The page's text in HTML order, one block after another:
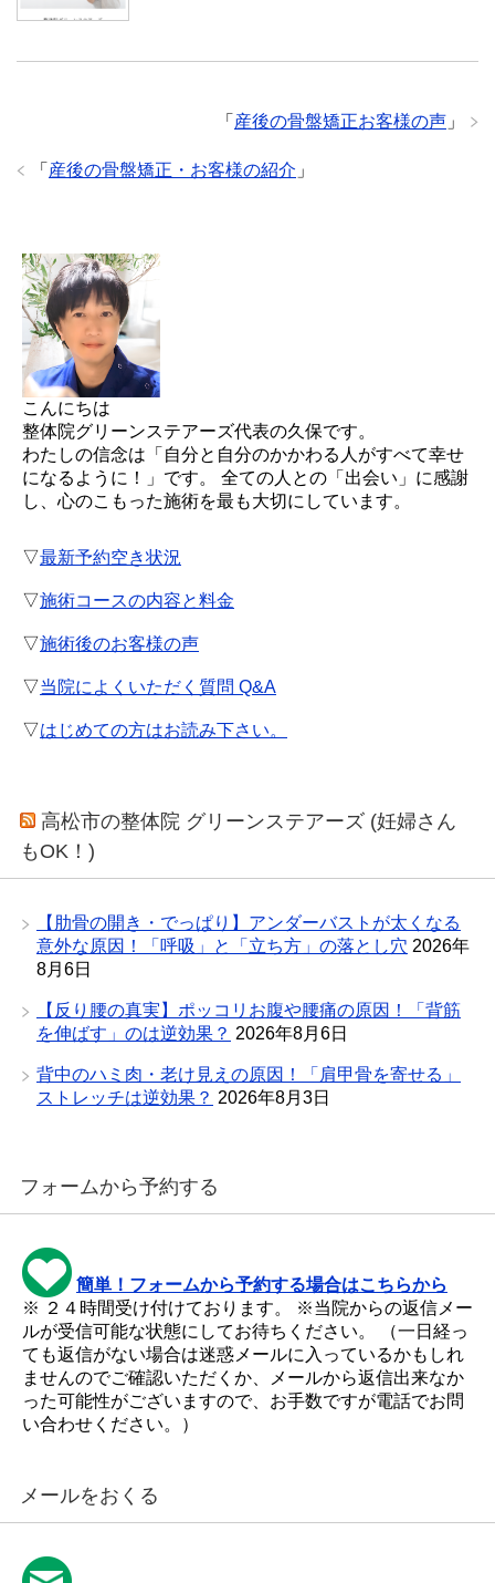
「 産後の骨盤矯正お客様の声 」
「 産後の骨盤矯正・お客様の紹介 」
こんにちは
整体院グリーンステアーズ代表の久保です。
わたしの信念は「自分と自分のかかわる人がすべて幸せ
になるように！」です。 全ての人との「出会い」に感謝
し、心のこもった施術を最も大切にしています。
▽最新予約空き状況
▽施術コースの内容と料金
▽施術後のお客様の声
▽当院によくいただく質問 Q&A
▽はじめての方はお読み下さい。
高松市の整体院 グリーンステアーズ (妊婦さん
もOK！)
【肋骨の開き・でっぱり】アンダーバストが太くなる
意外な原因！「呼吸」と「立ち方」の落とし穴 2026年
8月6日
【反り腰の真実】ポッコリお腹や腰痛の原因！「背筋
を伸ばす」のは逆効果？ 2026年8月6日
背中のハミ肉・老け見えの原因！「肩甲骨を寄せる」
ストレッチは逆効果？ 2026年8月3日
フォームから予約する
簡単！フォームから予約する場合はこちらから
※ ２４時間受け付けております。 ※当院からの返信メー
ルが受信可能な状態にしてお待ちください。 （一日経っ
ても返信がない場合は迷惑メールに入っているかもしれ
ませんのでご確認いただくか、メールから返信出来なか
った可能性がございますので、お手数ですが電話でお問
い合わせください。）
メールをおくる